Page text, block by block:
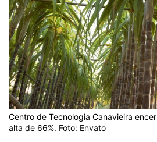
Centro de Tecnologia Canavieira
alta de 66%. Foto: Envato